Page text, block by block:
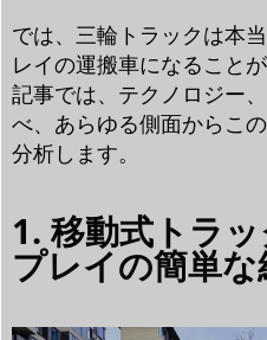
では、三輪トラックは本
レイの運搬車になること
記事では、テクノロジー
べ、あらゆる側面からこ
分析します。
1. 移動式トラ
プレイの簡単な